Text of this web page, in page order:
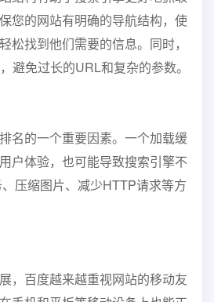
您的网站有明确的导航结构，使
松找到他们需要的信息。同时，
避免过长的URL和复杂的参数。
名的一个重要因素。一个加载缓
户体验，也可能导致搜索引擎不
压缩图片、减少HTTP请求等方
，百度越来越重视网站的移动友